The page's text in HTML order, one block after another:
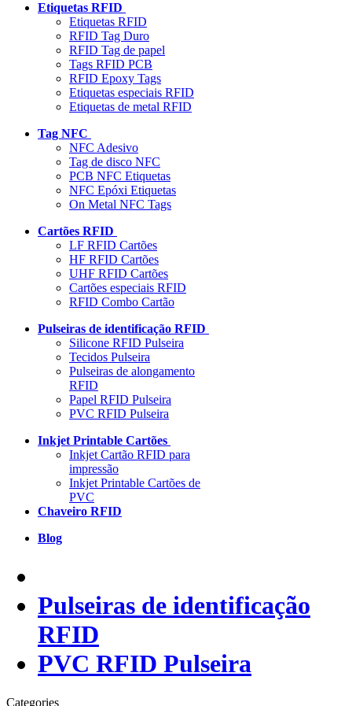
Etiquetas RFID
Etiquetas RFID
RFID Tag Duro
RFID Tag de papel
Tags RFID PCB
RFID Epoxy Tags
Etiquetas especiais RFID
Etiquetas de metal RFID
Tag NFC
NFC Adesivo
Tag de disco NFC
PCB NFC Etiquetas
NFC Epóxi Etiquetas
On Metal NFC Tags
Cartões RFID
LF RFID Cartões
HF RFID Cartões
UHF RFID Cartões
Cartões especiais RFID
RFID Combo Cartão
Pulseiras de identificação RFID
Silicone RFID Pulseira
Tecidos Pulseira
Pulseiras de alongamento
RFID
Papel RFID Pulseira
PVC RFID Pulseira
Inkjet Printable Cartões
Inkjet Cartão RFID para
impressão
Inkjet Printable Cartões de
PVC
Chaveiro RFID
Blog
Pulseiras de identificação
RFID
PVC RFID Pulseira
Categories